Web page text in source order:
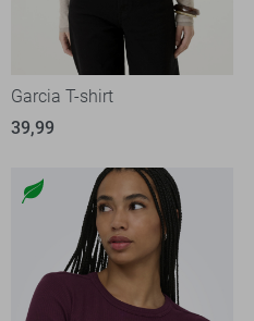
Garcia T-shirt
39,99